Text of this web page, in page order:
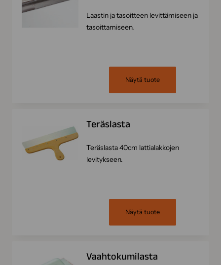
Laastin ja tasoitteen levittämiseen ja
tasoittamiseen.
Näytä tuote
Teräslasta
Teräslasta 40cm lattialakkojen
levitykseen.
Näytä tuote
Vaahtokumilasta